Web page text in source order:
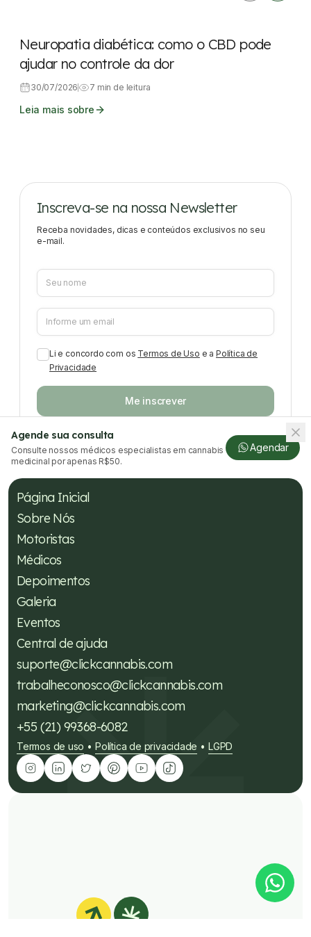
Neuropatia diabética: como o CBD pode
ajudar no controle da dor
30/07/2026 7 min de leitura
Leia mais sobre
Inscreva-se na nossa Newsletter
Receba novidades, dicas e conteúdos exclusivos no seu
e-mail.
Li e concordo com os Termos de Uso e a Política de
Privacidade
Me inscrever
Agende sua consulta
Consulte nossos médicos especialistas em cannabis
medicinal por apenas R$50.
Agendar
Página Inicial
Sobre Nós
Motoristas
Médicos
Depoimentos
Galeria
Eventos
Central de ajuda
suporte@clickcannabis.com
trabalheconosco@clickcannabis.com
marketing@clickcannabis.com
+55 (21) 99368-6082
Termos de uso • Política de privacidade • LGPD